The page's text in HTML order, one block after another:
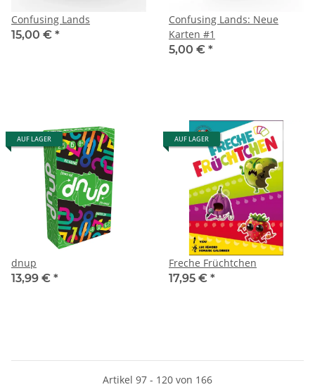
Confusing Lands
15,00 € *
Confusing Lands: Neue
Karten #1
5,00 € *
AUF LAGER
dnup
13,99 € *
AUF LAGER
Freche Früchtchen
17,95 € *
Artikel 97 - 120 von 166